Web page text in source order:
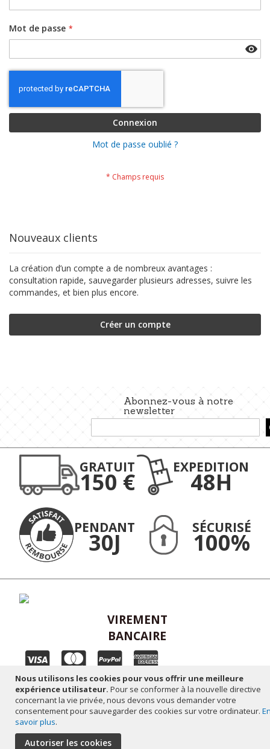
Nous utilisons les cookies pour vous offrir une meilleure
expérience utilisateur. Pour se conformer à la nouvelle directive
concernant la vie privée, nous devons vous demander votre
consentement pour sauvegarder des cookies sur votre ordinateur.
savoir plus.
Autoriser les cookies
Mot de passe
Connexion
Mot de passe oublié ?
Nouveaux clients
La création d’un compte a de nombreux avantages :
consultation rapide, sauvegarder plusieurs adresses, suivre les
commandes, et bien plus encore.
Créer un compte
Abonnez-vous à notre
newsletter
à
notre
d’information
GRATUIT
150 €
EXPEDITION
48H
PENDANT
30J
SÉCURISÉ
100%
VIREMENT
BANCAIRE
Plan du site - Mentions légales - Réalisation altaïsweb